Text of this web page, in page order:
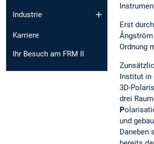
Industrie
Karriere
Ihr Besuch am FRM II
Erst
Ordnung
Institut in
3D-
drei
P
und
Daneben